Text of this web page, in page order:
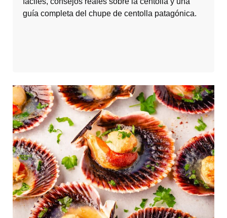
guía completa del chupe de centolla patagónica.